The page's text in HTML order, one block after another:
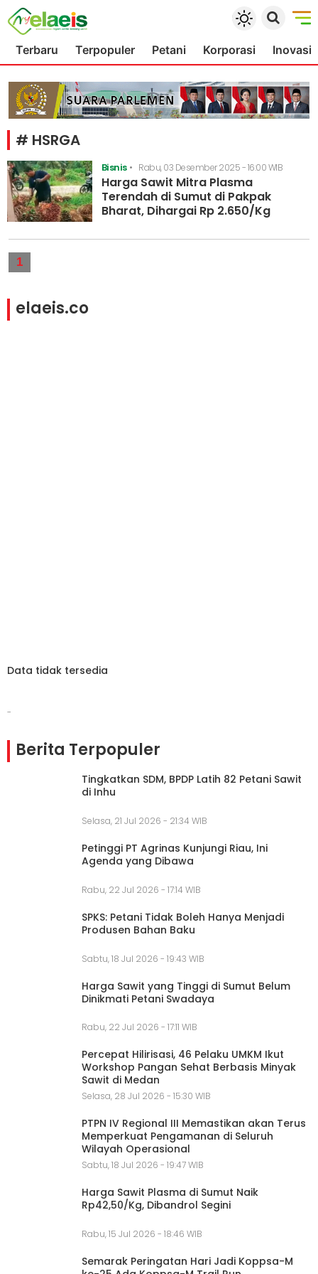
Terbaru Terpopuler Petani Korporasi Inovasi
# HSRGA
Bisnis• Rabu, 03 Desember 2025 - 16:00 WIB
Harga Sawit Mitra Plasma
Terendah di Sumut di Pakpak
Bharat, Dihargai Rp 2.650/Kg
1
elaeis.co
Data tidak tersedia
-
Berita Terpopuler
Tingkatkan SDM, BPDP Latih 82 Petani Sawit
di Inhu
Selasa, 21 Jul 2026 - 21:34 WIB
Petinggi PT Agrinas Kunjungi Riau, Ini
Agenda yang Dibawa
Rabu, 22 Jul 2026 - 17:14 WIB
SPKS: Petani Tidak Boleh Hanya Menjadi
Produsen Bahan Baku
Sabtu, 18 Jul 2026 - 19:43 WIB
Harga Sawit yang Tinggi di Sumut Belum
Dinikmati Petani Swadaya
Rabu, 22 Jul 2026 - 17:11 WIB
Percepat Hilirisasi, 46 Pelaku UMKM Ikut
Workshop Pangan Sehat Berbasis Minyak
Sawit di Medan
Selasa, 28 Jul 2026 - 15:30 WIB
PTPN IV Regional III Memastikan akan Terus
Memperkuat Pengamanan di Seluruh
Wilayah Operasional
Sabtu, 18 Jul 2026 - 19:47 WIB
Harga Sawit Plasma di Sumut Naik
Rp42,50/Kg, Dibandrol Segini
Rabu, 15 Jul 2026 - 18:46 WIB
Semarak Peringatan Hari Jadi Koppsa-M